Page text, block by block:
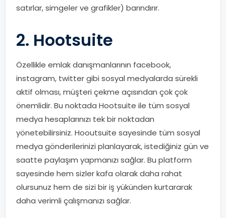
satırlar, simgeler ve grafikler) barındırır.
2. Hootsuite
Özellikle emlak danışmanlarının facebook,
instagram, twitter gibi sosyal medyalarda sürekli
aktif olması, müşteri çekme açısından çok çok
önemlidir. Bu noktada Hootsuite ile tüm sosyal
medya hesaplarınızı tek bir noktadan
yönetebilirsiniz. Hooutsuite sayesinde tüm sosyal
medya gönderilerinizi planlayarak, istediğiniz gün ve
saatte paylaşım yapmanızı sağlar. Bu platform
sayesinde hem sizler kafa olarak daha rahat
olursunuz hem de sizi bir iş yükünden kurtararak
daha verimli çalışmanızı sağlar.